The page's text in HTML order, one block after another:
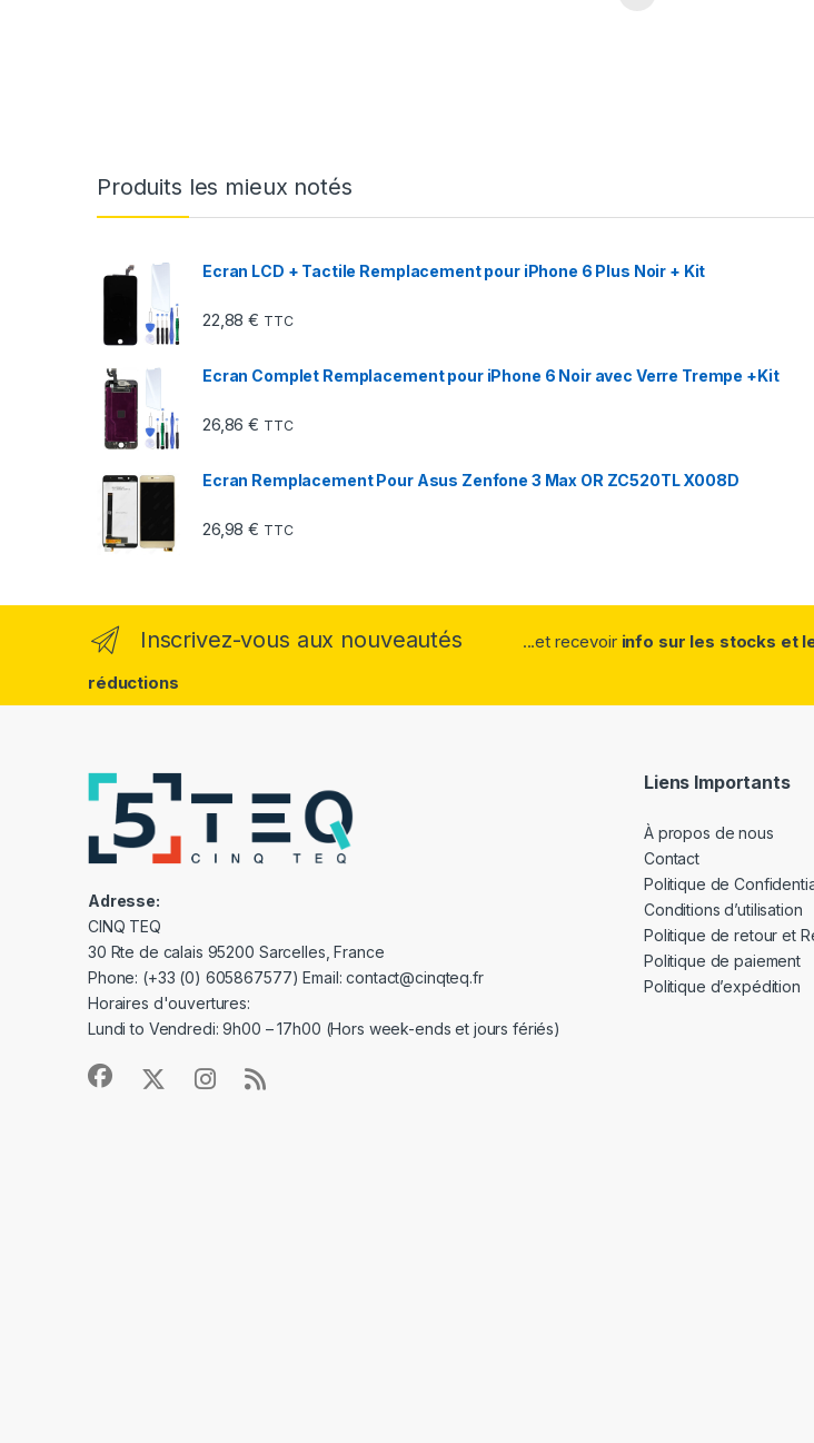
Produits les mieux notés
Ecran LCD + Tactile Remplacement pour iPhone 6 Plus Noir + Kit
22,88€ TTC
Ecran Complet Remplacement pour iPhone 6 Noir avec Verre Trempe +Kit
26,86€ TTC
Ecran Remplacement Pour Asus Zenfone 3 Max OR ZC520TL X008D
26,98€ TTC
Inscrivez-vous aux nouveautés ...et recevoir info sur les stocks et
réductions
Adresse:
CINQ TEQ
30 Rte de calais 95200 Sarcelles, France
Phone: (+33 (0) 605867577) Email: contact@cinqteq.fr
Horaires d'ouvertures:
Lundi to Vendredi: 9h00 – 17h00 (Hors week-ends et jours fériés)
Liens Importants
À propos de nous
Contact
Politique de
Conditions d’utilisation
Politique de retour et
Politique de paiement
Politique d’expédition